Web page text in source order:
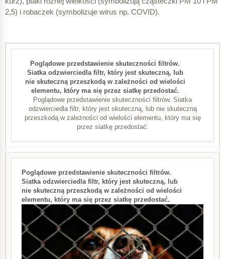
2,5) i robaczek (symbolizuje wirus np. COVID).
Poglądowe przedstawienie skuteczności filtrów. Siatka
odzwierciedla filtr, który jest skuteczną, lub nie skuteczną
przeszkodą w zależności od wielości elementu, który ma się
przez siatkę przedostać.